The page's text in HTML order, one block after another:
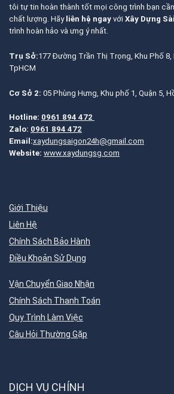
tôi tự tin hoàn thành tốt mọi công trình bạn
chất lượng. Hãy liên hệ ngay với Xây Dựng
trình hoàn hảo và ưng ý nhất.
Trụ Sở:177 Đường Trần Thị Trọng, Khu Phố
TpHCM
Cơ Sở 2: 05 Phùng Hưng, Khu phố 1, Quận 5,
Hotline: 0961 894 472
Zalo: 0961 894 472
Email:xaydungsaigon24h@gmail.com
Website: www.xaydungsg.com
Giới Thiệu
Liên Hệ
Chính Sách Bảo Hành
Điều Khoản Sử Dụng
Vận Chuyển Giao Nhận
Chính Sách Thanh Toán
Quy Trình Làm Việc
Câu Hỏi Thường Gặp
DỊCH VỤ CHÍNH